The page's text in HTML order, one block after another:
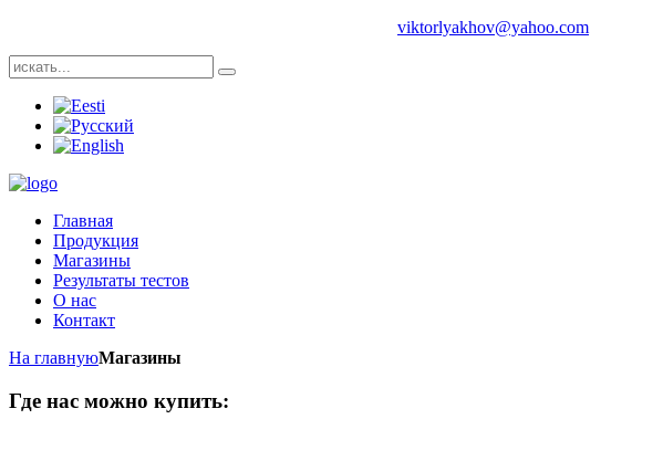
viktorlyakhov@yahoo.com
Главная
Продукция
Магазины
Результаты тестов
О нас
Контакт
На главнуюМагазины
Где нас можно купить: